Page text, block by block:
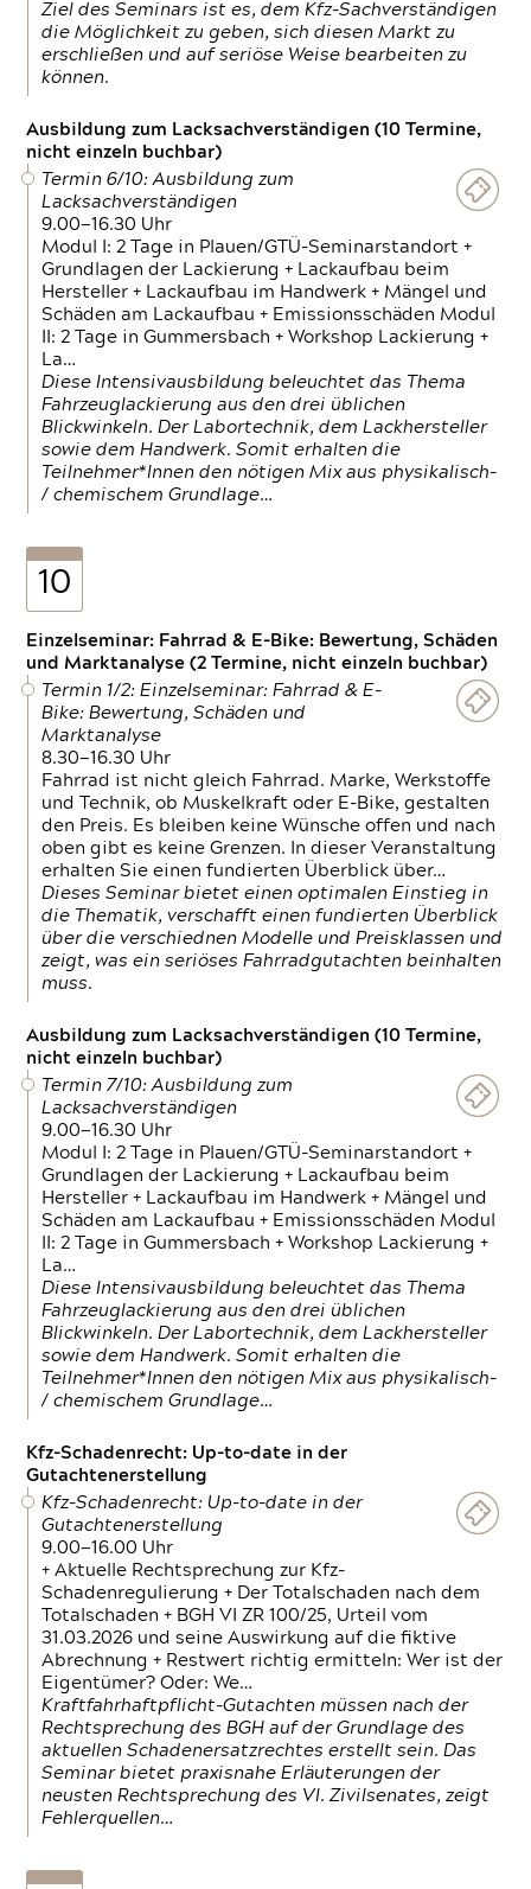
Ziel des Seminars ist es, dem Kfz-Sachverständigen
die Möglichkeit zu geben, sich diesen Markt zu
erschließen und auf seriöse Weise bearbeiten zu
können.
Ausbildung zum Lacksachverständigen (10 Termine,
nicht einzeln buchbar)
Termin 6/10: Ausbildung zum
Lacksachverständigen
9.00—16.30 Uhr
Modul I: 2 Tage in Plauen/GTÜ-Seminarstandort +
Grundlagen der Lackierung + Lackaufbau beim
Hersteller + Lackaufbau im Handwerk + Mängel und
Schäden am Lackaufbau + Emissionsschäden Modul
II: 2 Tage in Gummersbach + Workshop Lackierung +
La…
Diese Intensivausbildung beleuchtet das Thema
Fahrzeuglackierung aus den drei üblichen
Blickwinkeln. Der Labortechnik, dem Lackhersteller
sowie dem Handwerk. Somit erhalten die
Teilnehmer*Innen den nötigen Mix aus physikalisch-
/ chemischem Grundlage…
10
Einzelseminar: Fahrrad & E-Bike: Bewertung, Schäden
und Marktanalyse (2 Termine, nicht einzeln buchbar)
Termin 1/2: Einzelseminar: Fahrrad & E-
Bike: Bewertung, Schäden und
Marktanalyse
8.30—16.30 Uhr
Fahrrad ist nicht gleich Fahrrad. Marke, Werkstoffe
und Technik, ob Muskelkraft oder E-Bike, gestalten
den Preis. Es bleiben keine Wünsche offen und nach
oben gibt es keine Grenzen. In dieser Veranstaltung
erhalten Sie einen fundierten Überblick über…
Dieses Seminar bietet einen optimalen Einstieg in
die Thematik, verschafft einen fundierten Überblick
über die verschiednen Modelle und Preisklassen und
zeigt, was ein seriöses Fahrradgutachten beinhalten
muss.
Ausbildung zum Lacksachverständigen (10 Termine,
nicht einzeln buchbar)
Termin 7/10: Ausbildung zum
Lacksachverständigen
9.00—16.30 Uhr
Modul I: 2 Tage in Plauen/GTÜ-Seminarstandort +
Grundlagen der Lackierung + Lackaufbau beim
Hersteller + Lackaufbau im Handwerk + Mängel und
Schäden am Lackaufbau + Emissionsschäden Modul
II: 2 Tage in Gummersbach + Workshop Lackierung +
La…
Diese Intensivausbildung beleuchtet das Thema
Fahrzeuglackierung aus den drei üblichen
Blickwinkeln. Der Labortechnik, dem Lackhersteller
sowie dem Handwerk. Somit erhalten die
Teilnehmer*Innen den nötigen Mix aus physikalisch-
/ chemischem Grundlage…
Kfz-Schadenrecht: Up-to-date in der
Gutachtenerstellung
Kfz-Schadenrecht: Up-to-date in der
Gutachtenerstellung
9.00—16.00 Uhr
+ Aktuelle Rechtsprechung zur Kfz-
Schadenregulierung + Der Totalschaden nach dem
Totalschaden + BGH VI ZR 100/25, Urteil vom
31.03.2026 und seine Auswirkung auf die fiktive
Abrechnung + Restwert richtig ermitteln: Wer ist der
Eigentümer? Oder: We…
Kraftfahrhaftpflicht-Gutachten müssen nach der
Rechtsprechung des BGH auf der Grundlage des
aktuellen Schadenersatzrechtes erstellt sein. Das
Seminar bietet praxisnahe Erläuterungen der
neusten Rechtsprechung des VI. Zivilsenates, zeigt
Fehlerquellen…